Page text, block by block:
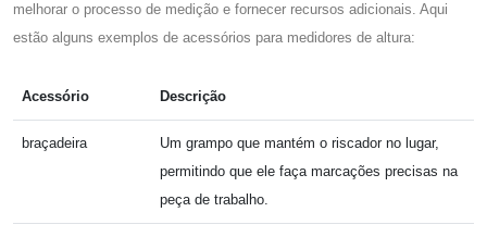
melhorar o processo de medição e fornecer recursos adicionais. Aqui
estão alguns exemplos de acessórios para medidores de altura:
Acessório Descrição
braçadeira
Um grampo que mantém o riscador no lugar,
permitindo que ele faça marcações precisas na
peça de trabalho.